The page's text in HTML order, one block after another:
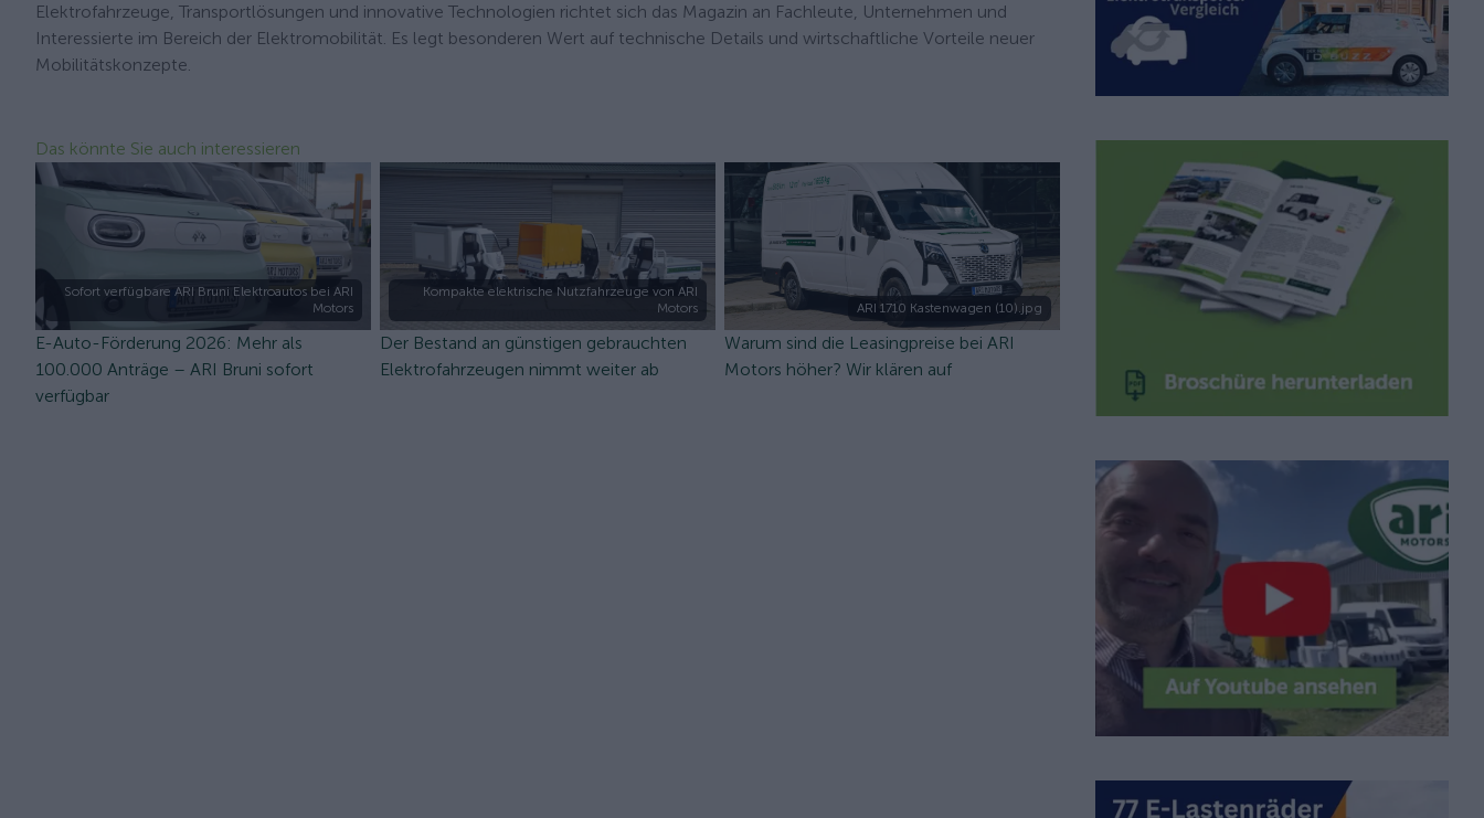
Elektrofahrzeuge, Transportlösungen und innovative Technologien richtet sich das Magazin an Fachleute, Unternehmen und
Interessierte im Bereich der Elektromobilität. Es legt besonderen Wert auf technische Details und wirtschaftliche Vorteile neuer
Mobilitätskonzepte.
Das könnte Sie auch interessieren
Sofort verfügbare ARI Bruni Elektroautos bei ARI
Motors
E-Auto-Förderung 2026: Mehr als
100.000 Anträge – ARI Bruni sofort
verfügbar
Kompakte elektrische Nutzfahrzeuge von ARI
Motors
Der Bestand an günstigen gebrauchten
Elektrofahrzeugen nimmt weiter ab
ARI 1710 Kastenwagen (10).jpg
Warum sind die Leasingpreise bei ARI
Motors höher? Wir klären auf